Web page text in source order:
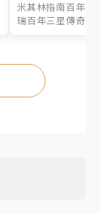
米其林指南百年之
瑞百年三星傳奇、